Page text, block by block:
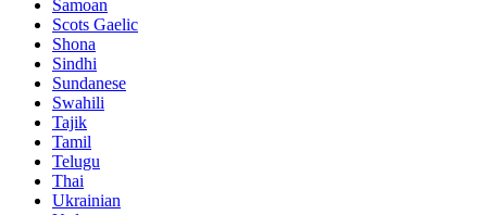
Samoan
Scots Gaelic
Shona
Sindhi
Sundanese
Swahili
Tajik
Tamil
Telugu
Thai
Ukrainian